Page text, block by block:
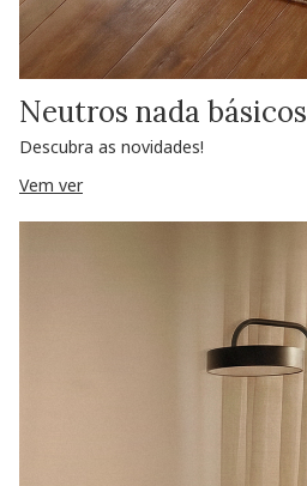
Neutros nada básicos
Descubra as novidades!
Vem ver